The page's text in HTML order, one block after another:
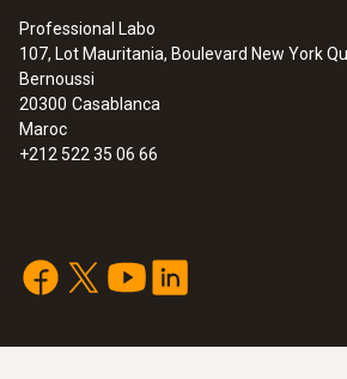
Professional Labo
107, Lot Mauritania, Boulevard New York
Bernoussi
20300 Casablanca
Maroc
+212 522 35 06 66